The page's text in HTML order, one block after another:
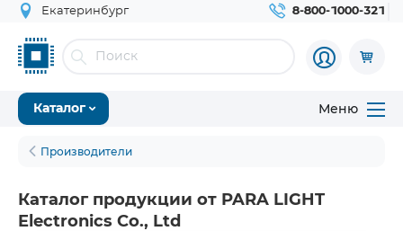
Екатеринбург 8-800-1000-321
Каталог Меню
Производители
Каталог продукции от PARA LIGHT
Electronics Co., Ltd